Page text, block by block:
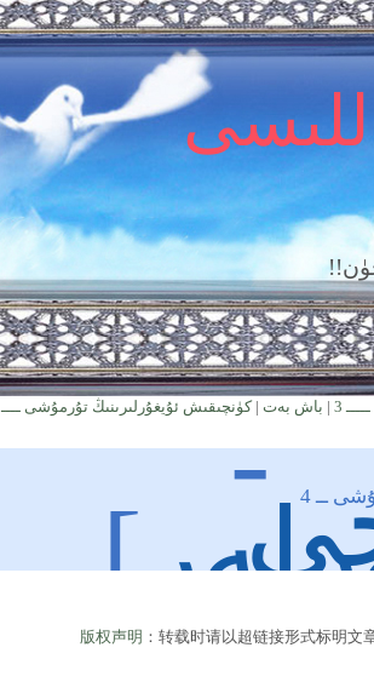
3 باش بەت كۈنچىقىش ئۇيغۇرلىرىنىڭ تۇرمۇشى ــــ 5 >>
ــ 4 -
]
版权声明 ：转载时请以超链接形式标明文